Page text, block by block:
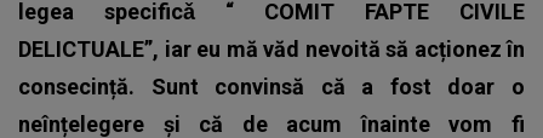
legea specificǎ “ COMIT FAPTE CIVILE
DELICTUALE”, iar eu mă văd nevoită să acționez în
consecință. Sunt convinsă că a fost doar o
neînțelegere și că de acum înainte vom fi